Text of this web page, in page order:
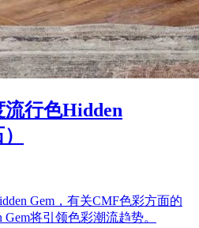
流行色Hidden
Gem，有关CMF色彩方面的
将引领色彩潮流趋势。